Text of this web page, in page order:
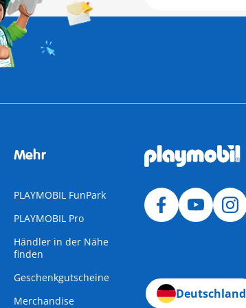
Mehr
PLAYMOBIL FunPark
PLAYMOBIL Pro
Händler in der Nähe
finden
Geschenkgutscheine
Merchandise
Deutschland